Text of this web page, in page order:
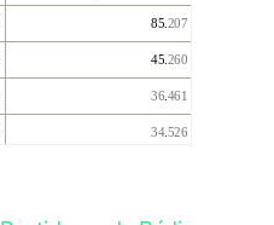
85. 207
45. 260
36 461
34.526